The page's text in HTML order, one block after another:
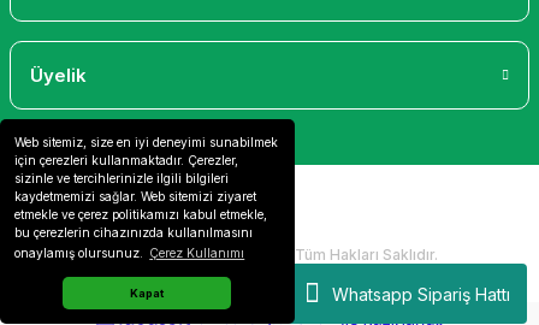
Web sitemiz, size en iyi deneyimi sunabilmek
için çerezleri kullanmaktadır. Çerezler,
sizinle ve tercihlerinizle ilgili bilgileri
kaydetmemizi sağlar. Web sitemizi ziyaret
etmekle ve çerez politikamızı kabul etmekle,
bu çerezlerin cihazınızda kullanılmasını
onaylamış olursunuz.
Çerez Kullanımı
Kapat Whatsapp Sipariş Hattı
Üyelik
2024 Copyright IdeaSoft - Tüm Hakları Saklıdır.